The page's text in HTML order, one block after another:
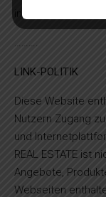
indem Sie an die
……….
LINK-POLITIK
Diese Website
Nutzern Zugang
und
REAL ESTATE ist
Angebote,
Webseiten